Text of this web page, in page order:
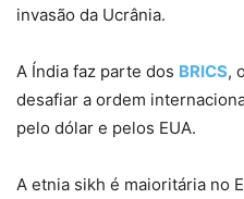
invasão da Ucrânia.
A Índia faz parte dos BRICS,
desafiar a ordem
pelo dólar e pelos EUA.
A etnia sikh é maioritária no